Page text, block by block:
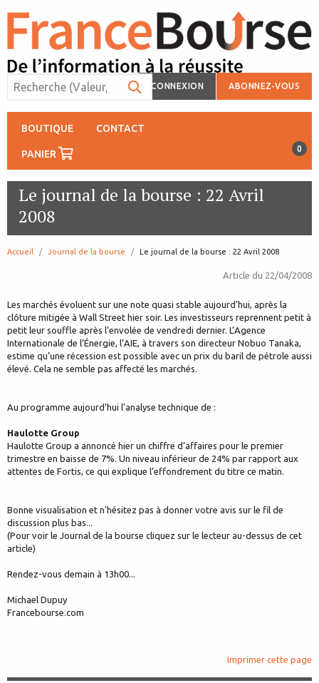
CONNEXION ABONNEZ-VOUS
BOUTIQUE CONTACT
PANIER 0
Le journal de la bourse : 22 Avril
2008
Accueil Journal de la bourse page:
Le journal de la bourse : 22 Avril 2008
Article du 22/04/2008
Les marchés évoluent sur une note quasi stable aujourd’hui, après la
clôture mitigée à Wall Street hier soir. Les investisseurs reprennent petit à
petit leur souffle après l’envolée de vendredi dernier. L’Agence
Internationale de l’Énergie, l’AIE, à travers son directeur Nobuo Tanaka,
estime qu’une récession est possible avec un prix du baril de pétrole aussi
élevé. Cela ne semble pas affecté les marchés.
Au programme aujourd'hui l'analyse technique de :
Haulotte Group
Haulotte Group a annoncé hier un chiffre d’affaires pour le premier
trimestre en baisse de 7%. Un niveau inférieur de 24% par rapport aux
attentes de Fortis, ce qui explique l’effondrement du titre ce matin.
Bonne visualisation et n'hésitez pas à donner votre avis sur le fil de
discussion plus bas...
(Pour voir le Journal de la bourse cliquez sur le lecteur au-dessus de cet
article)
Rendez-vous demain à 13h00...
Michael Dupuy
Francebourse.com
Imprimer cette page